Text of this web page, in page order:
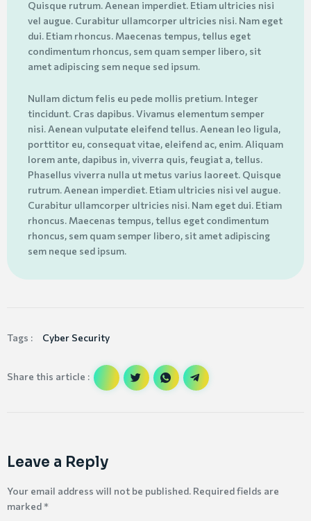
Quisque rutrum. Aenean imperdiet. Etiam ultricies nisi
vel augue. Curabitur ullamcorper ultricies nisi. Nam eget
dui. Etiam rhoncus. Maecenas tempus, tellus eget
condimentum rhoncus, sem quam semper libero, sit
amet adipiscing sem neque sed ipsum.
Nullam dictum felis eu pede mollis pretium. Integer
tincidunt. Cras dapibus. Vivamus elementum semper
nisi. Aenean vulputate eleifend tellus. Aenean leo ligula,
porttitor eu, consequat vitae, eleifend ac, enim. Aliquam
lorem ante, dapibus in, viverra quis, feugiat a, tellus.
Phasellus viverra nulla ut metus varius laoreet. Quisque
rutrum. Aenean imperdiet. Etiam ultricies nisi vel augue.
Curabitur ullamcorper ultricies nisi. Nam eget dui. Etiam
rhoncus. Maecenas tempus, tellus eget condimentum
rhoncus, sem quam semper libero, sit amet adipiscing
sem neque sed ipsum.
Tags : Cyber Security
Share this article :
Leave a Reply
Your email address will not be published. Required fields are
marked*